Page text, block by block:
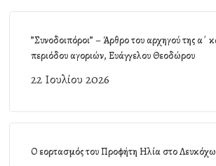
”Συνοδοιπόροι” – Άρθρο του αρχηγού της α΄
περιόδου αγοριών, Ευάγγελου Θεοδώρου
22 Ιουλίου 2026
Ο εορτασμός του Προφήτη Ηλία στο